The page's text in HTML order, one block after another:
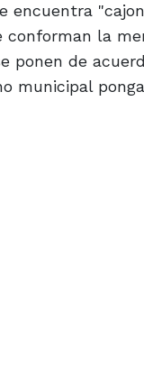
encuentra
conforman la
ponen de
municipal